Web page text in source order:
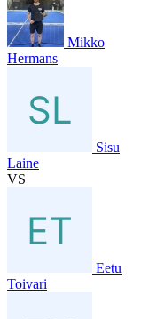
Mikko
Hermans
Sisu
Laine
VS
Eetu
Toivari